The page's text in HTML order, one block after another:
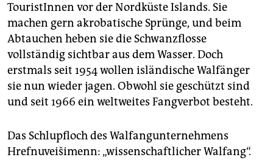
TouristInnen vor der Nordküste Islands. Sie
machen gern akrobatische Sprünge, und beim
Abtauchen heben sie die Schwanzflosse
vollständig sichtbar aus dem Wasser. Doch
erstmals seit 1954 wollen isländische Walfänger
sie nun wieder jagen. Obwohl sie geschützt sind
und seit 1966 ein weltweites Fangverbot besteht.
Das Schlupfloch des Walfangunternehmens
Hrefnuveišimenn: „wissenschaftlicher Walfang“.